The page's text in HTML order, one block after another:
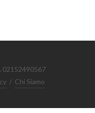
02152490567
/ Chi Siamo